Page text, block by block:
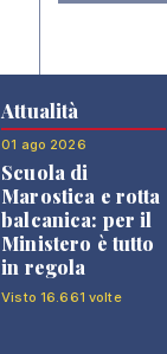
Attualità
01 ago 2026
Scuola di
Marostica e rotta
balcanica: per il
Ministero è tutto
in regola
Visto 16.661 volte